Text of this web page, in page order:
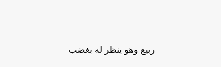
ربيع وهو ينظر له بغضب